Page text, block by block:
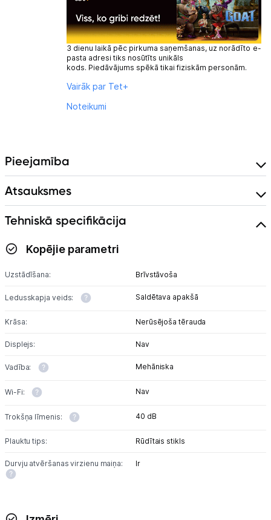
3 dienu laikā pēc pirkuma saņemšanas, uz norādīto e-
pasta adresi tiks nosūtīts unikāls
kods. Piedāvājums spēkā tikai fiziskām personām.
Vairāk par Tet+
Noteikumi
Pieejamība
Atsauksmes
Tehniskā specifikācija
Kopējie parametri
Uzstādīšana: Brīvstāvoša
Ledusskapja veids: Saldētava apakšā
Krāsa: Nerūsējoša tērauda
Displejs: Nav
Vadība: Mehāniska
Wi-Fi: Nav
Trokšņa līmenis: 40 dB
Plauktu tips: Rūdītais stikls
Durvju atvēršanas virzienu maiņa: Ir